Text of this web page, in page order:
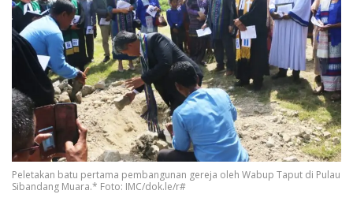
Peletakan batu pertama pembangunan gereja oleh Wabup Taput di Pulau
Sibandang Muara.* Foto: IMC/dok.le/r#